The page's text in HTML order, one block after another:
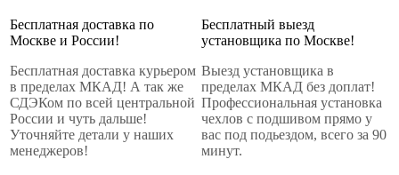
Бесплатная доставка по
Москве и России!
Бесплатная доставка курьером
в пределах МКАД! А так же
СДЭКом по всей центральной
России и чуть дальше!
Уточняйте детали у наших
менеджеров!
Бесплатный выезд
установщика по Москве!
Выезд установщика в
пределах МКАД без доплат!
Профессиональная установка
чехлов с подшивом прямо у
вас под подьездом, всего за 90
минут.